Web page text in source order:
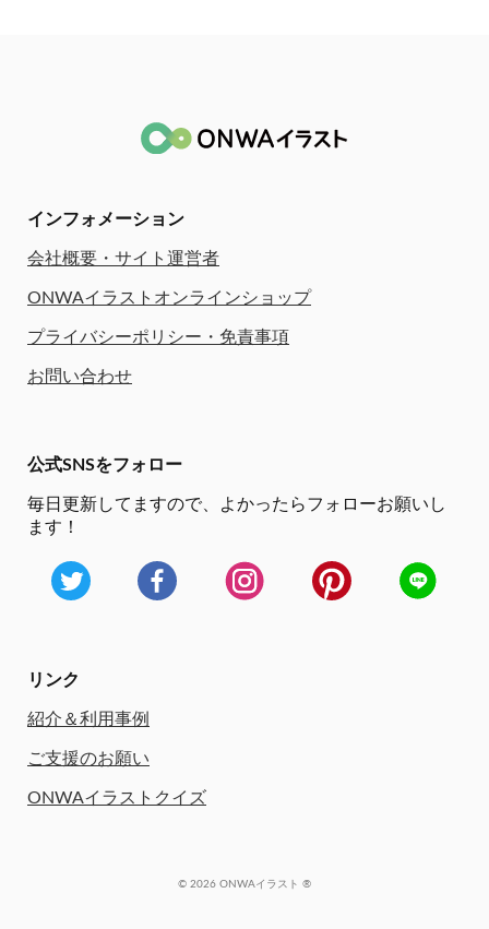
インフォメーション
会社概要・サイト運営者
ONWAイラストオンラインショップ
プライバシーポリシー・免責事項
お問い合わせ
公式SNSをフォロー
毎日更新してますので、
よかったらフォローお願いし
ます！
リンク
紹介＆利用事例
ご支援のお願い
ONWAイラストクイズ
© 2026 ONWAイラスト ®